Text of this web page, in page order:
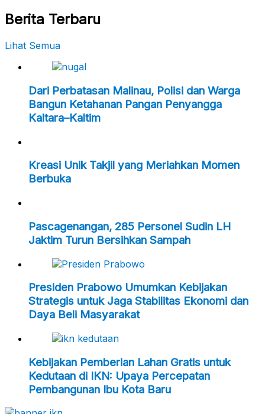
Berita Terbaru
Lihat Semua
Dari Perbatasan Malinau, Polisi dan Warga
Bangun Ketahanan Pangan Penyangga
Kaltara–Kaltim
Kreasi Unik Takjil yang Meriahkan Momen
Berbuka
Pascagenangan, 285 Personel Sudin LH
Jaktim Turun Bersihkan Sampah
Presiden Prabowo Umumkan Kebijakan
Strategis untuk Jaga Stabilitas Ekonomi dan
Daya Beli Masyarakat
Kebijakan Pemberian Lahan Gratis untuk
Kedutaan di IKN: Upaya Percepatan
Pembangunan Ibu Kota Baru